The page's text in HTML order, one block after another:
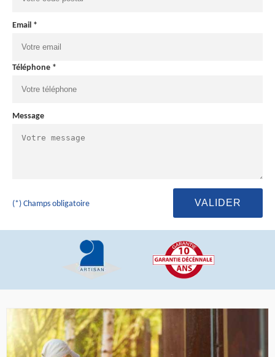
Email *
Téléphone *
Message
(*) Champs obligatoire